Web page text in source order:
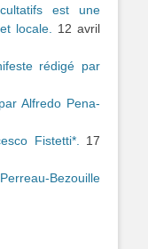
est une
locale. 12 avril
rédigé par
Alfredo Pena-
Fistetti*. 17
Bezouille